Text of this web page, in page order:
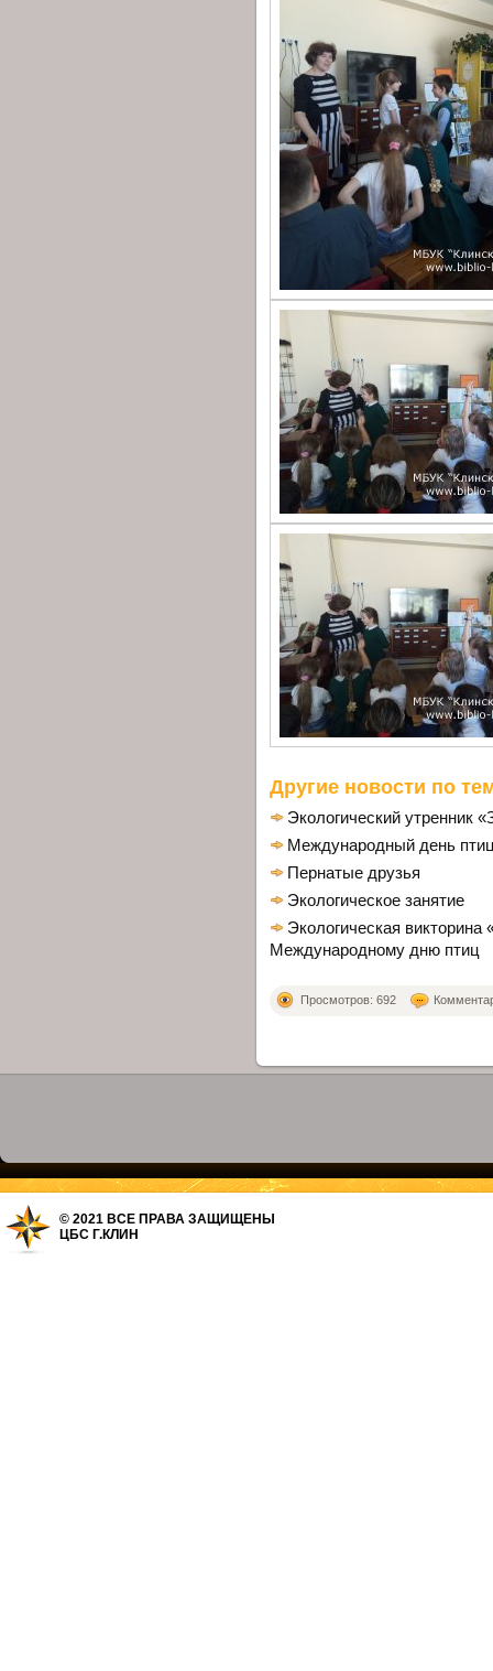
Другие новости по
Экологический утренник
Международный день
Пернатые друзья
Экологическое занятие
Экологическая викторина
Международному дню птиц
Просмотров: 692
© 2021 ВСЕ ПРАВА ЗАЩИЩЕНЫ
ЦБС Г.КЛИН